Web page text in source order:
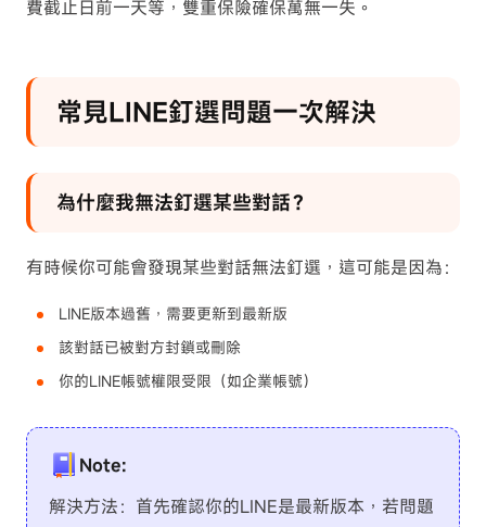
費截止日前一天等，雙重保險確保萬無一失。
常見LINE釘選問題一次解決
為什麼我無法釘選某些對話？
有時候你可能會發現某些對話無法釘選，這可能是因為：
LINE版本過舊，需要更新到最新版
該對話已被對方封鎖或刪除
你的LINE帳號權限受限（如企業帳號）
Note:
解決方法：首先確認你的LINE是最新版本，若問題